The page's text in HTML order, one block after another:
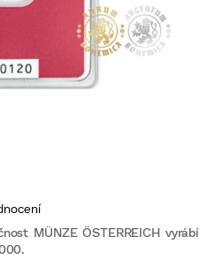
MÜNZE ÖSTERREICH vyrábí